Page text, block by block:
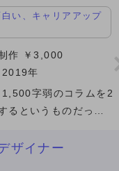
い、キャリアアップ
作 ￥3,000
2019年
1,500字弱のコラムを2
るというものだっ
してくれた。 ・ブロ
書いていたら、Web
ザイナー